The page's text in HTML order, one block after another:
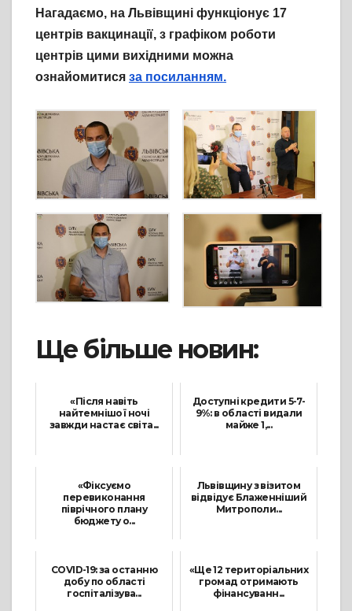
Нагадаємо, на Львівщині функціонує 17
центрів вакцинації, з графіком роботи
центрів цими вихідними можна
ознайомитися за посиланням.
Ще більше новин:
«Після навіть
найтемнішої ночі
завжди настає світа...
Доступні кредити 5-7-
9%: в області видали
майже 1,...
«Фіксуємо
перевиконання
піврічного плану
бюджету о...
Львівщину з візитом
відвідує Блаженніший
Митрополи...
COVID-19: за останню
добу по області
госпіталізува...
«Ще 12 територіальних
громад отримають
фінансуванн...